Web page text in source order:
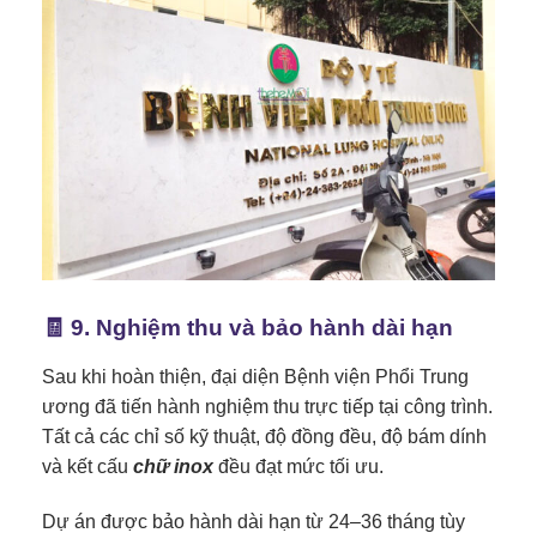
🧾 9. Nghiệm thu và bảo hành dài hạn
Sau khi hoàn thiện, đại diện Bệnh viện Phổi Trung
ương đã tiến hành nghiệm thu trực tiếp tại công trình.
Tất cả các chỉ số kỹ thuật, độ đồng đều, độ bám dính
và kết cấu chữ inox đều đạt mức tối ưu.
Dự án được bảo hành dài hạn từ 24–36 tháng tùy